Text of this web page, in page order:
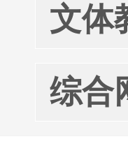
文体
综合